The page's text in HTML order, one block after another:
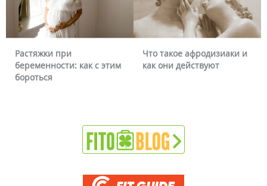
Растяжки при
беременности: как с этим
бороться
Что такое афродизиаки и
как они действуют